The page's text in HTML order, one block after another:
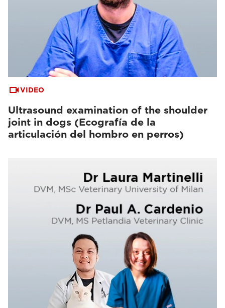
VIDEO
Ultrasound examination of the shoulder
joint in dogs (Ecografía de la
articulación del hombro en perros)